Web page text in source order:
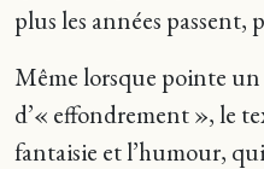
plus les années passent,
Même lorsque pointe
d’« effondrement », le
fantaisie et l’humour,